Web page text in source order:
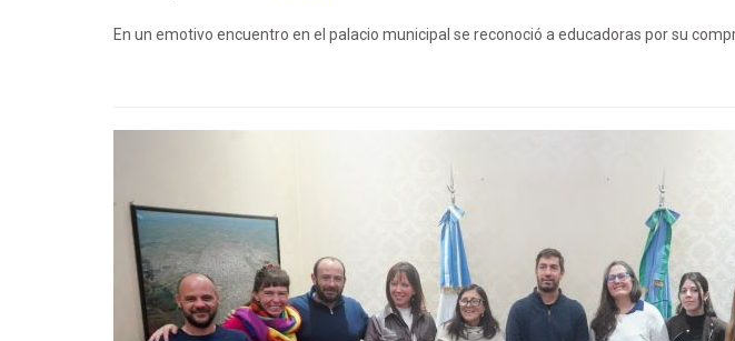
En un emotivo encuentro en el palacio municipal se reconoció a educadoras por su